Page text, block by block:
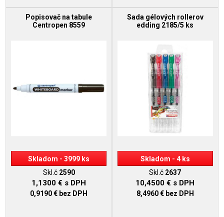
Popisovač na tabule
Centropen 8559
Skladom - 3999 ks
Skl.č 2590
1,1300 € s DPH
0,9190 € bez DPH
Sada gélových rollerov
edding 2185/5 ks
Skladom - 4 ks
Skl.č 2637
10,4500 € s DPH
8,4960 € bez DPH